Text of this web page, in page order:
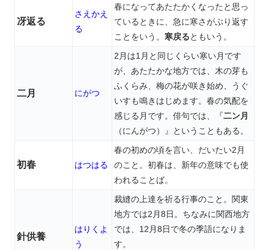
冴返る
さえかえ
る
春になってあたたかくなったと思っ
ているときに、急に寒さがぶり返す
ことをいう。 寒戻るともいう。
二月 にがつ
2月は1月と同じくらい寒い月です
が、あたたかな地方では、木の芽も
ふくらみ、梅の花が咲き始め、うぐ
いすも鳴きはじめます。春の気配を
感じる月です。俳句では、『二ン月
（にんがつ）』ということもある。
初春 はつはる
春の初めの頃を言い、だいたい2月
のこと。初春は、新年の意味でも使
われることば。
針供養
はりくよ
う
裁縫の上達を祈る行事のこと。関東
地方では2月8日。ちなみに関西地方
では、12月8日で冬の季語になりま
す。